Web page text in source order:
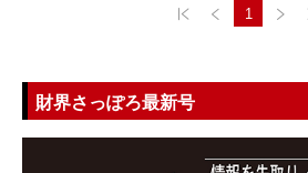
1
財界さっぽろ最新号